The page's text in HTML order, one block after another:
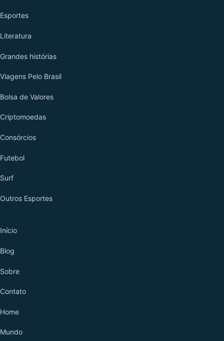
Esportes
Literatura
Grandes histórias
Viagens Pelo Brasil
Bolsa de Valores
Criptomoedas
Consórcios
Futebol
Surf
Outros Esportes
O SITE
Início
Blog
Sobre
Contato
Home
Mundo